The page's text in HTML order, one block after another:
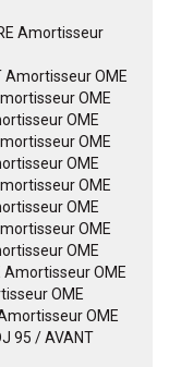
Amortisseur
Amortisseur OME
OME
OME
OME
OME
OME
OME
OME
OME
Amortisseur OME
OME
OME
95 / AVANT